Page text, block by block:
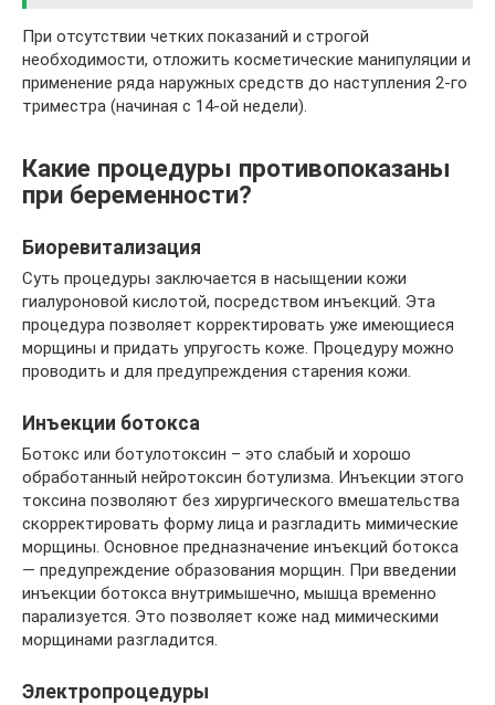
При отсутствии четких показаний и строгой
необходимости, отложить косметические манипуляции и
применение ряда наружных средств до наступления 2-го
триместра (начиная с 14-ой недели).
Какие процедуры противопоказаны
при беременности?
Биоревитализация
Суть процедуры заключается в насыщении кожи
гиалуроновой кислотой, посредством инъекций. Эта
процедура позволяет корректировать уже имеющиеся
морщины и придать упругость коже. Процедуру можно
проводить и для предупреждения старения кожи.
Инъекции ботокса
Ботокс или ботулотоксин – это слабый и хорошо
обработанный нейротоксин ботулизма. Инъекции этого
токсина позволяют без хирургического вмешательства
скорректировать форму лица и разгладить мимические
морщины. Основное предназначение инъекций ботокса
— предупреждение образования морщин. При введении
инъекции ботокса внутримышечно, мышца временно
парализуется. Это позволяет коже над мимическими
морщинами разгладится.
Электропроцедуры